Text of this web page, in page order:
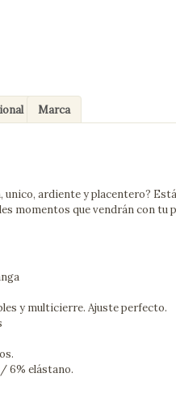
Marca
ardiente y placentero?
momentos que vendrán con tu
y multicierre. Ajuste perfecto.
6% elástano.